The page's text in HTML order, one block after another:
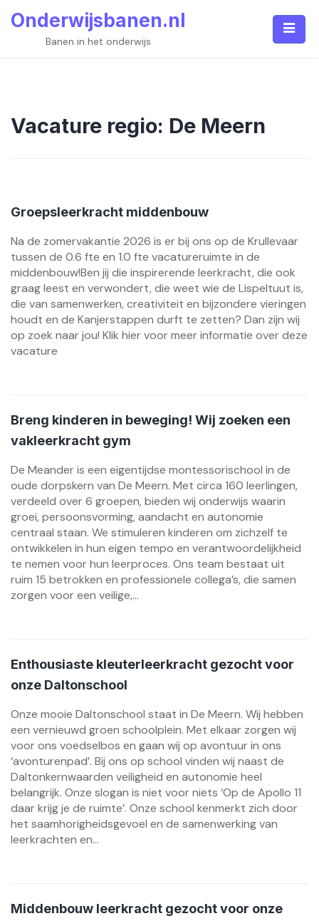
Onderwijsbanen.nl
Banen in het onderwijs
Vacature regio: De Meern
Groepsleerkracht middenbouw
Na de zomervakantie 2026 is er bij ons op de Krullevaar
tussen de 0.6 fte en 1.0 fte vacatureruimte in de
middenbouw!Ben jij die inspirerende leerkracht, die ook
graag leest en verwondert, die weet wie de Lispeltuut is,
die van samenwerken, creativiteit en bijzondere vieringen
houdt en de Kanjerstappen durft te zetten? Dan zijn wij
op zoek naar jou! Klik hier voor meer informatie over deze
vacature
Breng kinderen in beweging! Wij zoeken een
vakleerkracht gym
De Meander is een eigentijdse montessorischool in de
oude dorpskern van De Meern. Met circa 160 leerlingen,
verdeeld over 6 groepen, bieden wij onderwijs waarin
groei, persoonsvorming, aandacht en autonomie
centraal staan. We stimuleren kinderen om zichzelf te
ontwikkelen in hun eigen tempo en verantwoordelijkheid
te nemen voor hun leerproces. Ons team bestaat uit
ruim 15 betrokken en professionele collega’s, die samen
zorgen voor een veilige,...
Enthousiaste kleuterleerkracht gezocht voor
onze Daltonschool
Onze mooie Daltonschool staat in De Meern. Wij hebben
een vernieuwd groen schoolplein. Met elkaar zorgen wij
voor ons voedselbos en gaan wij op avontuur in ons
‘avonturenpad’. Bij ons op school vinden wij naast de
Daltonkernwaarden veiligheid en autonomie heel
belangrijk. Onze slogan is niet voor niets ‘Op de Apollo 11
daar krijg je de ruimte’. Onze school kenmerkt zich door
het saamhorigheidsgevoel en de samenwerking van
leerkrachten en...
Middenbouw leerkracht gezocht voor onze